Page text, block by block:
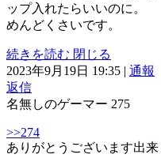
ップ入れたらいいのに。
めんどくさいです。
続きを読む 閉じる
2023年9月19日 19:35 | 通報
返信
名無しのゲーマー 275
>>274
ありがとうございます出来